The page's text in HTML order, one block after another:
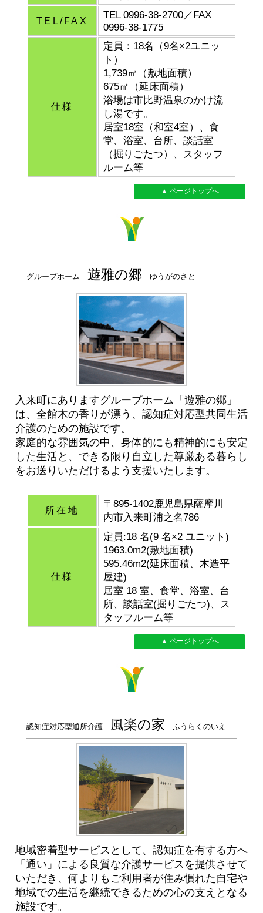
TEL/FAX
TEL 0996-38-2700／FAX
0996-38-1775
仕様
定員：18名（9名×2ユニッ
ト）
1,739㎡（敷地面積）
675㎡（延床面積）
浴場は市比野温泉のかけ流
し湯です。
居室18室（和室4室）、食
堂、浴室、台所、談話室
（掘りごたつ）、スタッフ
ルーム等
▲ ページトップへ
グループホーム 遊雅の郷ゆうがのさと
入来町にありますグループホーム「遊雅の郷」
は、全館木の香りが漂う、認知症対応型共同生活
介護のための施設です。
家庭的な雰囲気の中、身体的にも精神的にも安定
した生活と、できる限り自立した尊厳ある暮らし
をお送りいただけるよう支援いたします。
所在地
〒895-1402鹿児島県薩摩川
内市入来町浦之名786
仕様
定員:18 名(9 名×2 ユニット)
1963.0m2(敷地面積)
595.46m2(延床面積、木造平
屋建)
居室 18 室、食堂、浴室、台
所、談話室(掘りごたつ)、ス
タッフルーム等
▲ ページトップへ
認知症対応型通所介護 風楽の家 ふうらくのいえ
地域密着型サービスとして、認知症を有する方へ
「通い」による良質な介護サービスを提供させて
いただき、何よりもご利用者が住み慣れた自宅や
地域での生活を継続できるための心の支えとなる
施設です。